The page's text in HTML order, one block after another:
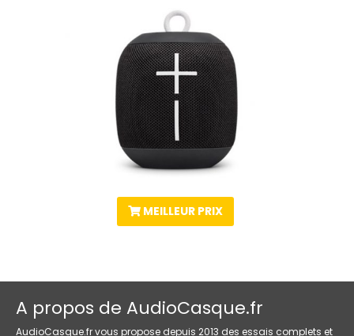
MEILLEUR PRIX
A propos de AudioCasque.fr
AudioCasque.fr vous propose depuis 2013 des essais complets et